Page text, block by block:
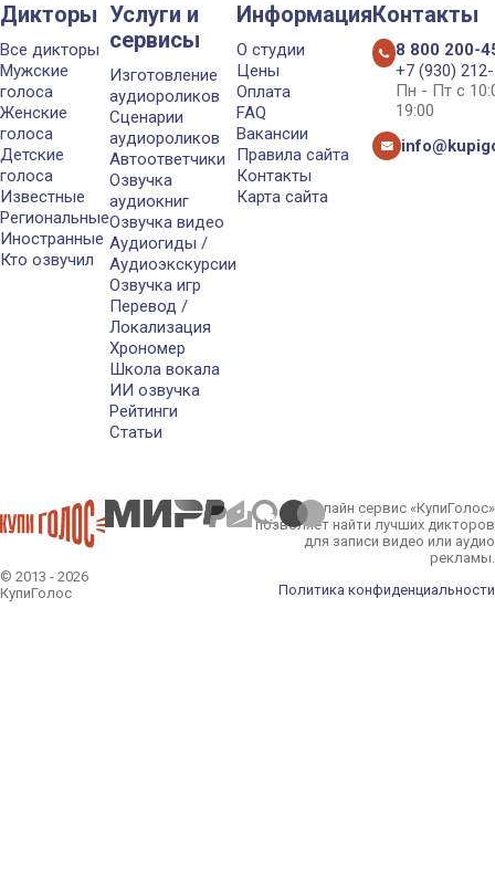
Дикторы
Все дикторы
Мужские
голоса
Женские
голоса
Детские
голоса
Известные
Региональные
Иностранные
Кто озвучил
Услуги и
сервисы
Изготовление
аудиороликов
Сценарии
аудиороликов
Автоответчики
Озвучка
аудиокниг
Озвучка видео
Аудиогиды /
Аудиоэкскурсии
Озвучка игр
Перевод /
Локализация
Хрономер
Школа вокала
ИИ озвучка
Рейтинги
Статьи
Информация
О студии
Цены
Оплата
FAQ
Вакансии
Правила сайта
Контакты
Карта сайта
Контакты
8 800 200-
+7 (930)
Пн - Пт с
19:00
© 2013 - 2026
КупиГолос
Онлайн сервис «КупиГолос»
позволяет найти лучших дикторов
для записи видео или аудио
рекламы.
Политика конфиденциальности